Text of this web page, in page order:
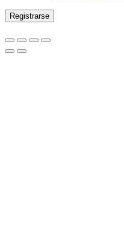
Registrarse